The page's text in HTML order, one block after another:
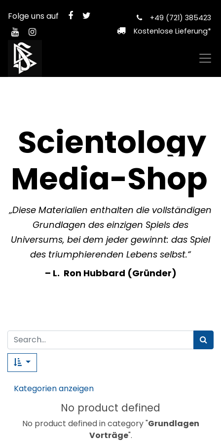
Folge uns auf
+49 (721) 385423
Kostenlose Lieferung*
Scientology
Media-Shop
„Diese Materialien enthalten die vollständigen
Grundlagen des einzigen Spiels des
Universums, bei dem jeder gewinnt: das Spiel
des triumphierenden Lebens selbst.“
– L. Ron Hubbard (Gründer)
Kategorien anzeigen
No product defined
No product defined in category "Grundlagen
Vorträge".